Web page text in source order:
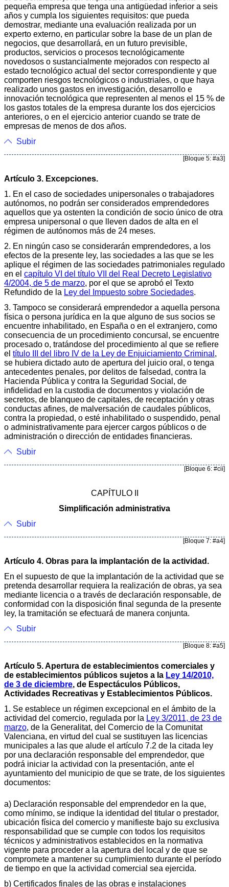
pequeña empresa que tenga una antigüedad inferior a seis
años y cumpla los siguientes requisitos: que pueda
demostrar, mediante una evaluación realizada por un
experto externo, en particular sobre la base de un plan de
negocios, que desarrollará, en un futuro previsible,
productos, servicios o procesos tecnológicamente
novedosos o sustancialmente mejorados con respecto al
estado tecnológico actual del sector correspondiente y que
comporten riesgos tecnológicos o industriales, o que haya
realizado unos gastos en investigación, desarrollo e
innovación tecnológica que representen al menos el 15 % de
los gastos totales de la empresa durante los dos ejercicios
anteriores, o en el ejercicio anterior cuando se trate de
empresas de menos de dos años.
Subir
[Bloque 5: #a3]
Artículo 3. Excepciones.
1. En el caso de sociedades unipersonales o trabajadores
autónomos, no podrán ser considerados emprendedores
aquellos que ya ostenten la condición de socio único de otra
empresa unipersonal o que lleven dados de alta en el
régimen de autónomos más de 24 meses.
2. En ningún caso se considerarán emprendedores, a los
efectos de la presente ley, las sociedades a las que se les
aplique el régimen de las sociedades patrimoniales regulado
en el capítulo VI del título VII del Real Decreto Legislativo
4/2004, de 5 de marzo, por el que se aprobó el Texto
Refundido de la Ley del Impuesto sobre Sociedades.
3. Tampoco se considerará emprendedor a aquella persona
física o persona jurídica en la que alguno de sus socios se
encuentre inhabilitado, en España o en el extranjero, como
consecuencia de un procedimiento concursal, se encuentre
procesado o, tratándose del procedimiento al que se refiere
el título III del libro IV de la Ley de Enjuiciamiento Criminal ,
se hubiera dictado auto de apertura del juicio oral, o tenga
antecedentes penales, por delitos de falsedad, contra la
Hacienda Pública y contra la Seguridad Social, de
infidelidad en la custodia de documentos y violación de
secretos, de blanqueo de capitales, de receptación y otras
conductas afines, de malversación de caudales públicos,
contra la propiedad, o esté inhabilitado o suspendido, penal
o administrativamente para ejercer cargos públicos o de
administración o dirección de entidades financieras.
Subir
[Bloque 6: #cii]
CAPÍTULO II
Simplificación administrativa
Subir
[Bloque 7: #a4]
Artículo 4. Obras para la implantación de la actividad.
En el supuesto de que la implantación de la actividad que se
pretenda desarrollar requiera la realización de obras, ya sea
mediante licencia o a través de declaración responsable, de
conformidad con la disposición final segunda de la presente
ley, la tramitación se efectuará de manera conjunta.
Subir
[Bloque 8: #a5]
Artículo 5. Apertura de establecimientos comerciales y
de establecimientos públicos sujetos a la Ley 14/2010,
de 3 de diciembre, de Espectáculos Públicos,
Actividades Recreativas y Establecimientos Públicos.
1. Se establece un régimen excepcional en el ámbito de la
actividad del comercio, regulada por la Ley 3/2011, de 23 de
marzo, de la Generalitat, del Comercio de la Comunitat
Valenciana, en virtud del cual se sustituyen las licencias
municipales a las que alude el artículo 7.2 de la citada ley
por una declaración responsable del emprendedor, que
podrá iniciar la actividad con la presentación, ante el
ayuntamiento del municipio de que se trate, de los siguientes
documentos:
a) Declaración responsable del emprendedor en la que,
como mínimo, se indique la identidad del titular o prestador,
ubicación física del comercio y manifieste bajo su exclusiva
responsabilidad que se cumple con todos los requisitos
técnicos y administrativos establecidos en la normativa
vigente para proceder a la apertura del local y de que se
compromete a mantener su cumplimiento durante el período
de tiempo en que la actividad comercial sea ejercida.
b) Certificados finales de las obras e instalaciones